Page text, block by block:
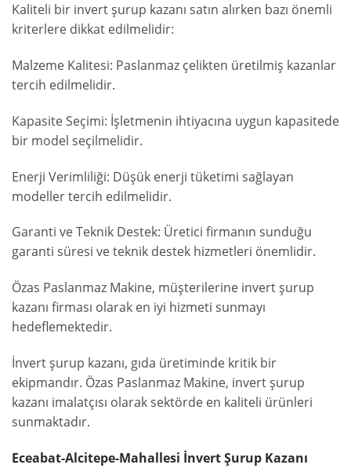
Kaliteli bir invert şurup kazanı satın alırken bazı önemli
kriterlere dikkat edilmelidir:
Malzeme Kalitesi: Paslanmaz çelikten üretilmiş kazanlar
tercih edilmelidir.
Kapasite Seçimi: İşletmenin ihtiyacına uygun kapasitede
bir model seçilmelidir.
Enerji Verimliliği: Düşük enerji tüketimi sağlayan
modeller tercih edilmelidir.
Garanti ve Teknik Destek: Üretici firmanın sunduğu
garanti süresi ve teknik destek hizmetleri önemlidir.
Özas Paslanmaz Makine, müşterilerine invert şurup
kazanı firması olarak en iyi hizmeti sunmayı
hedeflemektedir.
İnvert şurup kazanı, gıda üretiminde kritik bir
ekipmandır. Özas Paslanmaz Makine, invert şurup
kazanı imalatçısı olarak sektörde en kaliteli ürünleri
sunmaktadır.
Eceabat-Alcitepe-Mahallesi İnvert Şurup Kazanı